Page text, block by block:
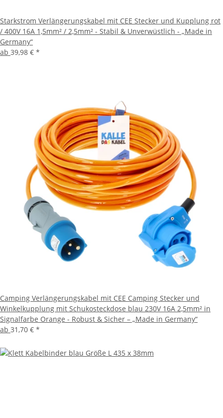
Starkstrom Verlängerungskabel mit CEE Stecker und Kupplung rot
/ 400V 16A 1,5mm² / 2,5mm² - Stabil & Unverwüstlich - „Made in
Germany“
ab 39,98 € *
Camping Verlängerungskabel mit CEE Camping Stecker und
Winkelkupplung mit Schukosteckdose blau 230V 16A 2,5mm² in
Signalfarbe Orange - Robust & Sicher – „Made in Germany“
ab 31,70 € *